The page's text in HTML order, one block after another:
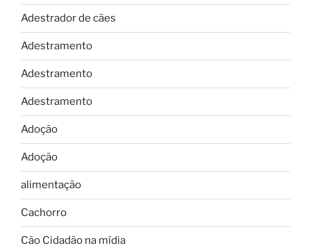
Adestrador de cães
Adestramento
Adestramento
Adestramento
Adoção
Adoção
alimentação
Cachorro
Cão Cidadão na mídia